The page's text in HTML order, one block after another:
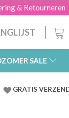
& Retourneren
SALE
GRATIS